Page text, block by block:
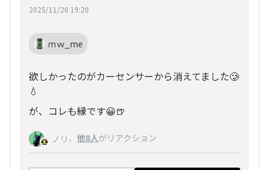
2025/11/20 19:20
ｍｗ_me
欲しかったのがカーセンサーから消えてました🥲
💧
が、コレも縁です😀🍺
ノリ 、 他8人がリアクション